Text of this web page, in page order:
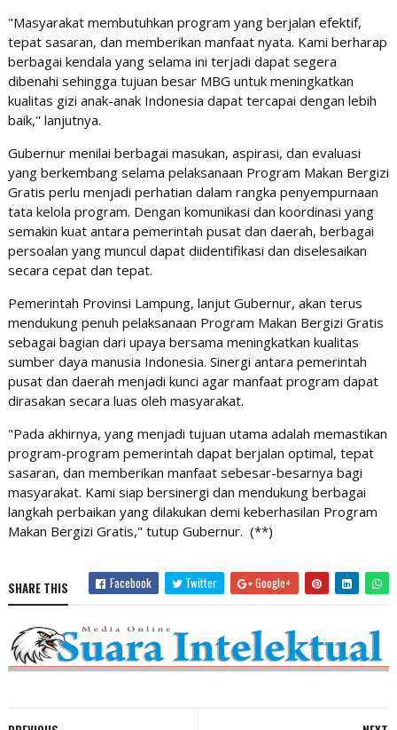
"Masyarakat membutuhkan program yang berjalan efektif,
tepat sasaran, dan memberikan manfaat nyata. Kami berharap
berbagai kendala yang selama ini terjadi dapat segera
dibenahi sehingga tujuan besar MBG untuk meningkatkan
kualitas gizi anak-anak Indonesia dapat tercapai dengan lebih
baik," lanjutnya.
Gubernur menilai berbagai masukan, aspirasi, dan evaluasi
yang berkembang selama pelaksanaan Program Makan Bergizi
Gratis perlu menjadi perhatian dalam rangka penyempurnaan
tata kelola program. Dengan komunikasi dan koordinasi yang
semakin kuat antara pemerintah pusat dan daerah, berbagai
persoalan yang muncul dapat diidentifikasi dan diselesaikan
secara cepat dan tepat.
Pemerintah Provinsi Lampung, lanjut Gubernur, akan terus
mendukung penuh pelaksanaan Program Makan Bergizi Gratis
sebagai bagian dari upaya bersama meningkatkan kualitas
sumber daya manusia Indonesia. Sinergi antara pemerintah
pusat dan daerah menjadi kunci agar manfaat program dapat
dirasakan secara luas oleh masyarakat.
"Pada akhirnya, yang menjadi tujuan utama adalah memastikan
program-program pemerintah dapat berjalan optimal, tepat
sasaran, dan memberikan manfaat sebesar-besarnya bagi
masyarakat. Kami siap bersinergi dan mendukung berbagai
langkah perbaikan yang dilakukan demi keberhasilan Program
Makan Bergizi Gratis," tutup Gubernur. (**)
SHARE THIS Facebook Twitter Google+